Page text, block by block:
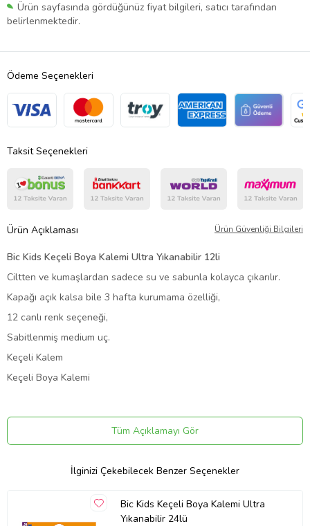
Ürün sayfasında gördüğünüz fiyat bilgileri, satıcı tarafından
belirlenmektedir.
Ödeme Seçenekleri
Taksit Seçenekleri
Ürün Açıklaması Ürün Güvenliği Bilgileri
Bic Kids Keçeli Boya Kalemi Ultra Yıkanabilir 12li
Ciltten ve kumaşlardan sadece su ve sabunla kolayca çıkarılır.
Kapağı açık kalsa bile 3 hafta kurumama özelliği,
12 canlı renk seçeneği,
Sabitlenmiş medium uç.
Keçeli Kalem
Keçeli Boya Kalemi
kcm7247803Tüm Açıklamayı Gör
İlginizi Çekebilecek Benzer Seçenekler
Bic Kids Keçeli Boya Kalemi Ultra
Yıkanabilir 24lü